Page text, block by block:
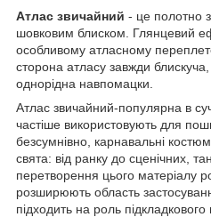
Атлас звичайний - це полотно
шовковим блиском. Глянцевий
особливому атласному
сторона атласу завжди
однорідна навпомацки.
Атлас звичайний-популярна в
частіше використовують для
безсумнівно, карнавальні
свята: від ранку до сценічних,
перетворення цього матеріалу
розширюють область
підходить на роль